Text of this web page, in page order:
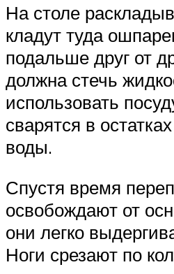
На столе
кладут туда
подальше друг от
должна стечь
использовать
сварятся в
воды.
Спустя время
освобождают от
они легко
Ноги срезают по